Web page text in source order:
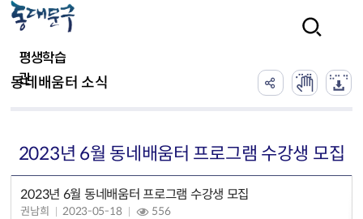
평생학습
관
동네배움터 소식
2023년 6월 동네배움터 프로그램 수강생 모집
2023년 6월 동네배움터 프로그램 수강생 모집
권남희 2023-05-18 556